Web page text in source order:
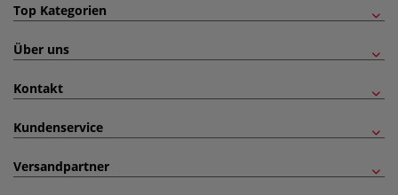
Top Kategorien
Über uns
Kontakt
Kundenservice
Versandpartner